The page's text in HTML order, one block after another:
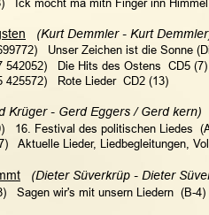
(Kurt Demmler - Kurt
Unser Zeichen ist die Sonne
542052)   Die Hits des Ostens  CD5 (7)
425572)   Rote Lieder  CD2 (13)
Krüger - Gerd Eggers / Gerd kern)
) 16. Festival des politischen Liedes
Aktuelle Lieder, Liedbegleitungen,
(Dieter Süverkrüp - Dieter
Sagen wir's mit unsern Liedern  (B-4)